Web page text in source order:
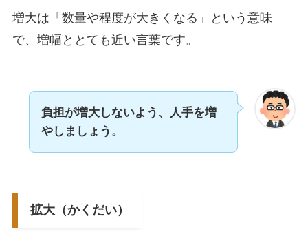
増大は「数量や程度が大きくなる」という意味
で、増幅ととても近い言葉です。
負担が増大しないよう、人手を増
やしましょう。
拡大（かくだい）